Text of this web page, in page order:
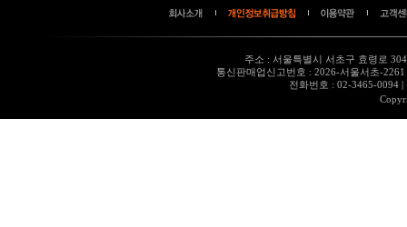
주소 : 서울특별시 서초구 효령로
통신판매업신고번호 : 2026-서울서초-2261
전화번호 : 02-3465-0094 |